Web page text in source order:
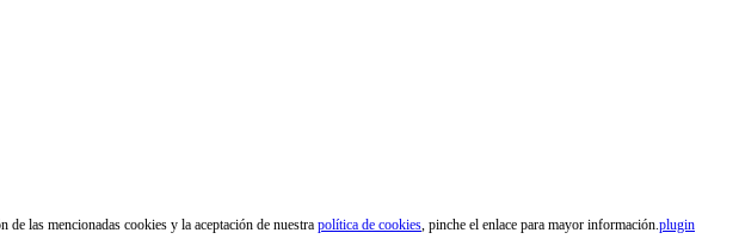
las mencionadas cookies y la aceptación de nuestra política de cookies, pinche el enlace para mayor información.plugin